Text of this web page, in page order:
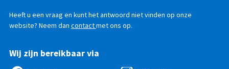
Heeft u een vraag en kunt het antwoord niet vinden op onze
website? Neem dan contactmet ons op.
Wij zijn bereikbaar via